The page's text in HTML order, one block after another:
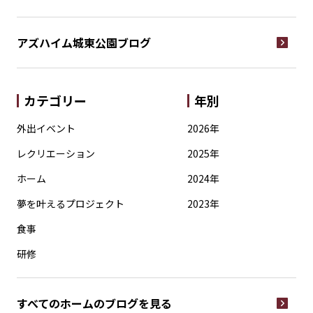
アズハイム城東公園ブログ
カテゴリー
外出イベント
レクリエーション
ホーム
夢を叶えるプロジェクト
食事
研修
年別
2026年
2025年
2024年
2023年
すべてのホームのブログを見る